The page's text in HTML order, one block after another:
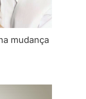
mudança